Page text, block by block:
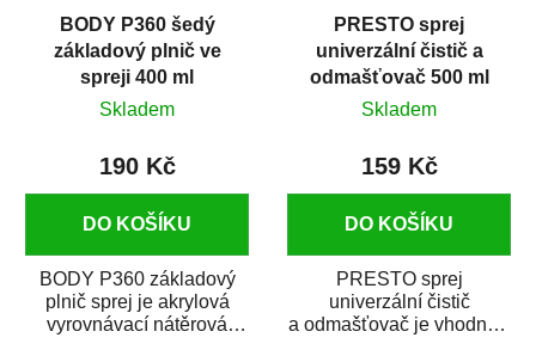
BODY P360 šedý
základový plnič ve
spreji 400 ml
Skladem
190 Kč
DO KOŠÍKU
BODY P360 základový
plnič sprej je akrylová
vyrovnávací nátěrová
PRESTO sprej
univerzální čistič a
odmašťovač 500 ml
Skladem
159 Kč
DO KOŠÍKU
PRESTO sprej
univerzální čistič
a odmašťovač je vhodný k